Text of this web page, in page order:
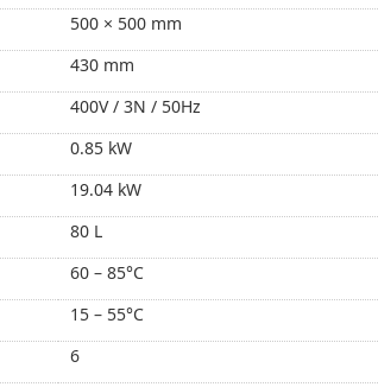
500 × 500 mm
430 mm
400V / 3N / 50Hz
0.85 kW
19.04 kW
80 L
60 – 85°C
15 – 55°C
6